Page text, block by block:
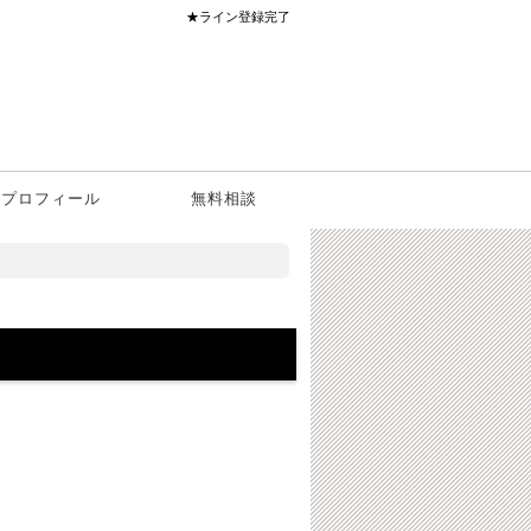
★ライン登録完了
プロフィール 無料相談